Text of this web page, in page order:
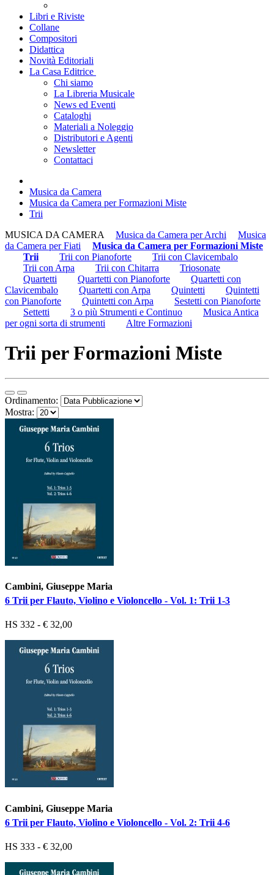
Libri e Riviste
Collane
Compositori
Didattica
Novità Editoriali
La Casa Editrice
Chi siamo
La Libreria Musicale
News ed Eventi
Cataloghi
Materiali a Noleggio
Distributori e Agenti
Newsletter
Contattaci
Musica da Camera
Musica da Camera per Formazioni Miste
Trii
MUSICA DA CAMERA
Musica da Camera per Archi
Musica
da Camera per Fiati
Musica da Camera per Formazioni Miste
Trii
Trii con Pianoforte
Trii con Clavicembalo
Trii con Arpa
Trii con Chitarra
Triosonate
Quartetti
Quartetti con Pianoforte
Quartetti con
Clavicembalo
Quartetti con Arpa Quintetti
Quintetti
con Pianoforte
Quintetti con Arpa
Sestetti con Pianoforte
Settetti
3 o più Strumenti e Continuo
Musica Antica
per ogni sorta di strumenti
Altre Formazioni
Trii per Formazioni Miste
Ordinamento:
Mostra:
Cambini, Giuseppe Maria
6 Trii per Flauto, Violino e Violoncello - Vol. 1: Trii 1-3
HS 332 - € 32,00
Cambini, Giuseppe Maria
6 Trii per Flauto, Violino e Violoncello - Vol. 2: Trii 4-6
HS 333 - € 32,00